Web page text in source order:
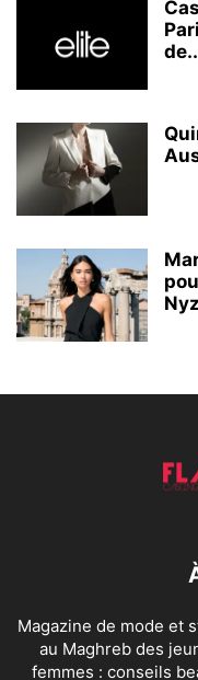
Magazine de mode et
au Maghreb des
femmes : conseils